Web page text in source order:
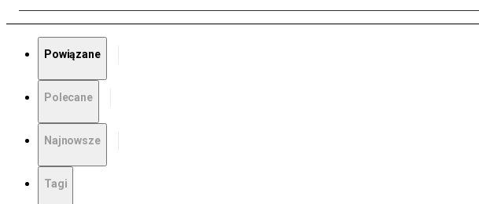
Powiązane
Polecane
Najnowsze
Tagi